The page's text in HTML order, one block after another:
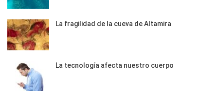
La fragilidad de la cueva de Altamira
La tecnología afecta nuestro cuerpo